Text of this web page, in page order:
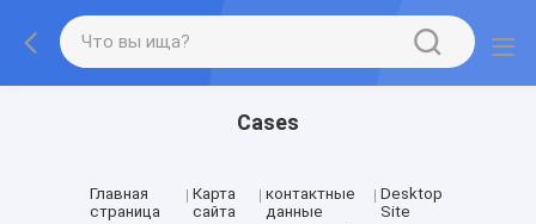
Cases
Главная
страница
Карта
сайта
контактные
данные
Desktop
Site